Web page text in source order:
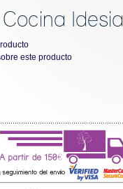
Idesia
este producto